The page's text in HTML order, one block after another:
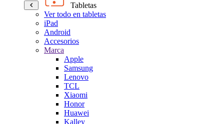
Tabletas
Ver todo en tabletas
iPad
Android
Accesorios
Marca
Apple
Samsung
Lenovo
TCL
Xiaomi
Honor
Huawei
Kalley